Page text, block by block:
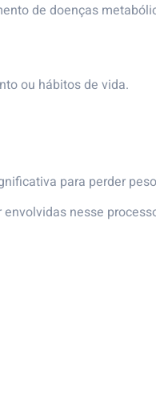
de doenças
ou hábitos de vida.
para perder
nesse